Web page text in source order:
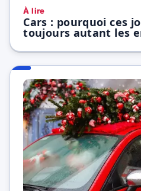
À lire
Cars : pourquoi ces
toujours autant les